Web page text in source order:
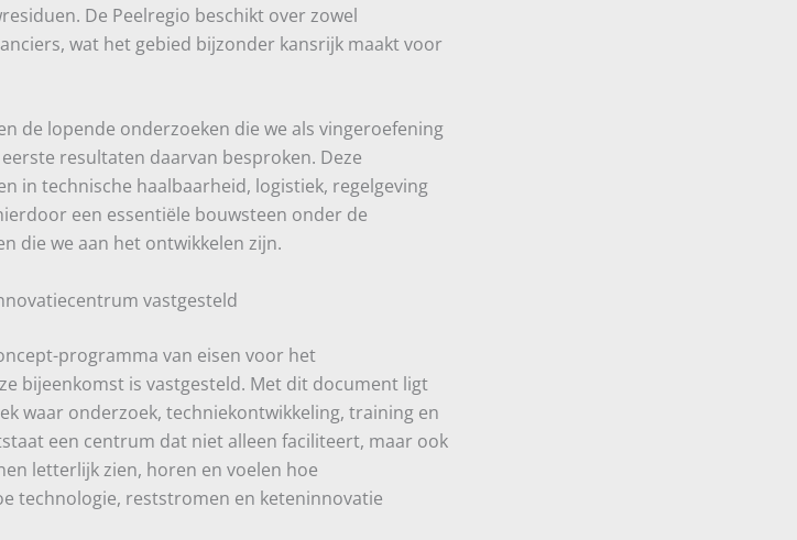
De Peelregio beschikt over zowel
wat het gebied bijzonder kansrijk maakt voor
de lopende onderzoeken die we als vingeroefening
resultaten daarvan besproken. Deze
in technische haalbaarheid, logistiek, regelgeving
een essentiële bouwsteen onder de
die we aan het ontwikkelen zijn.
vastgesteld
programma van eisen voor het
bijeenkomst is vastgesteld. Met dit document ligt
waar onderzoek, techniekontwikkeling, training en
een centrum dat niet alleen faciliteert, maar ook
letterlijk zien, horen en voelen hoe
technologie, reststromen en keteninnovatie